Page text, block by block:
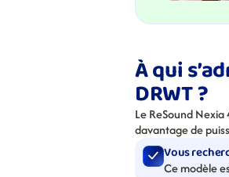
À qui
DRWT ?
Le ReSound
davantage de
Vous
Ce modèle